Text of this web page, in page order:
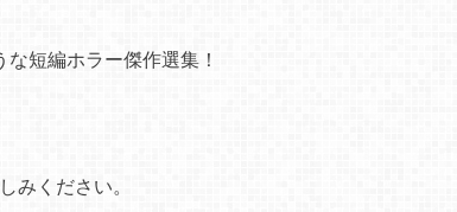
短編ホラー傑作選集！
みください。